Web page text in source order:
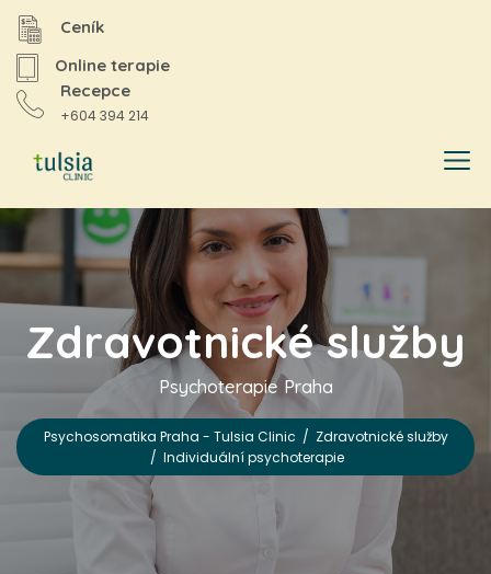
Ceník
Online terapie
Recepce
+604 394 214
Zdravotnické služby
Psychoterapie Praha
Psychosomatika Praha - Tulsia Clinic / Zdravotnické služby
/ Individuální psychoterapie